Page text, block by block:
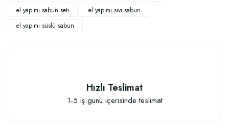
14,81 TL
el yapımı sabun seti
el yapımı sıvı sabun
el yapımı süslü sabun
Hızlı Teslimat
1-5 iş günü içerisinde teslimat